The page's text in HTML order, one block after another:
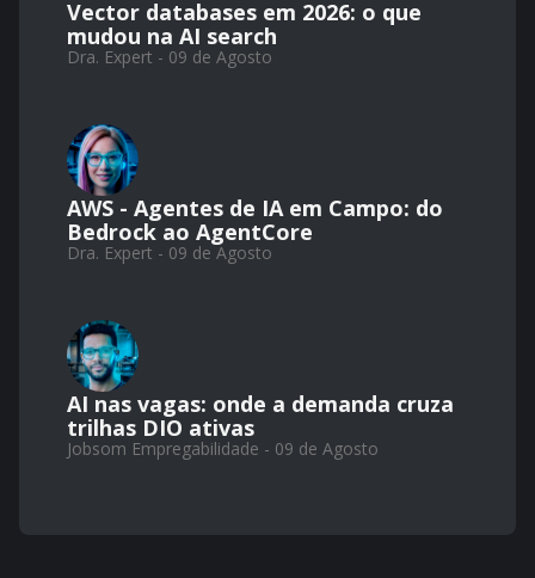
Vector databases em 2026: o que
mudou na AI search
Dra. Expert - 09 de Agosto
AWS - Agentes de IA em Campo: do
Bedrock ao AgentCore
Dra. Expert - 09 de Agosto
AI nas vagas: onde a demanda cruza
trilhas DIO ativas
Jobsom Empregabilidade - 09 de Agosto